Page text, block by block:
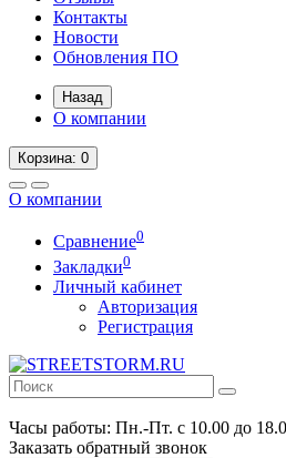
Контакты
Новости
Обновления ПО
Назад
О компании
Корзина: 0
О компании
Сравнение0
Закладки0
Личный кабинет
Авторизация
Регистрация
Часы работы: Пн.-Пт. с 10.00 до
Заказать обратный звонок